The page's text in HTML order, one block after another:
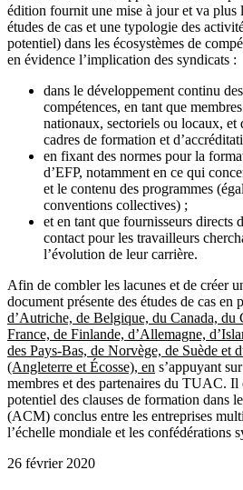
édition fournit une mise à jour et va plus
études de cas et une typologie des
potentiel) dans les écosystèmes de
en évidence l’implication des syndicats :
dans le développement continu
compétences, en tant que
nationaux, sectoriels ou locaux, et
cadres de formation et
en fixant des normes pour la
d’EFP, notamment en ce qui
et le contenu des programmes
conventions collectives) ;
et en tant que fournisseurs directs
contact pour les travailleurs
l’évolution de leur carrière.
Afin de combler les lacunes et de créer
document présente des études de cas en
d’Autriche, de Belgique, du Canada,
France, de Finlande, d’Allemagne,
des Pays-Bas, de Norvège, de Suède et
(Angleterre et Écosse), en s’appuyant
membres et des partenaires du TUAC. Il
potentiel des clauses de formation dans
(ACM) conclus entre les entreprises
l’échelle mondiale et les confédérations
26 février 2020